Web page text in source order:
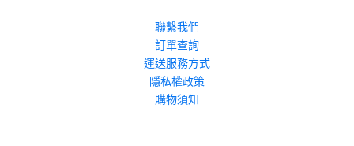
聯繫我們
訂單查詢
運送服務方式
隱私權政策
購物須知